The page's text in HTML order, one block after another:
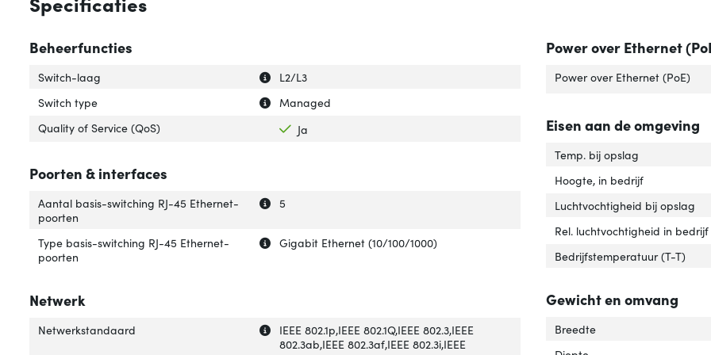
Beheerfuncties
Uitleg over 'Switch-laag'
Verberg uitleg over 'Switch-laag'
Switch-laag
L2/L3
Uitleg over 'Switch type'
Verberg uitleg over 'Switch type'
Switch type
Managed
Quality of Service (QoS)
Ja
Poorten & interfaces
Uitleg over 'Aantal basis-switching RJ-45 Ethernet-poorten'
Verberg uitleg over 'Aantal basis-switching RJ-45 Ethernet-poorten'
Aantal basis-switching RJ-45 Ethernet-
poorten
5
Uitleg over 'Type basis-switching RJ-45 Ethernet-poorten'
Verberg uitleg over 'Type basis-switching RJ-45 Ethernet-poorten'
Type basis-switching RJ-45 Ethernet-
poorten
Gigabit Ethernet (10/100/1000)
Netwerk
Uitleg over 'Netwerkstandaard'
Verberg uitleg over 'Netwerkstandaard'
Netwerkstandaard
IEEE 802.1p,IEEE 802.1Q,IEEE 802.3,IEEE
802.3ab,IEEE 802.3af,IEEE 802.3i,IEEE
Power over Ethernet
Power over Ethernet (PoE)
Eisen aan de omgeving
Temp. bij opslag
Hoogte, in bedrijf
Luchtvochtigheid bij opslag
Rel. luchtvochtigheid in bedrijf
Bedrijfstemperatuur (T-T)
Gewicht en omvang
Breedte